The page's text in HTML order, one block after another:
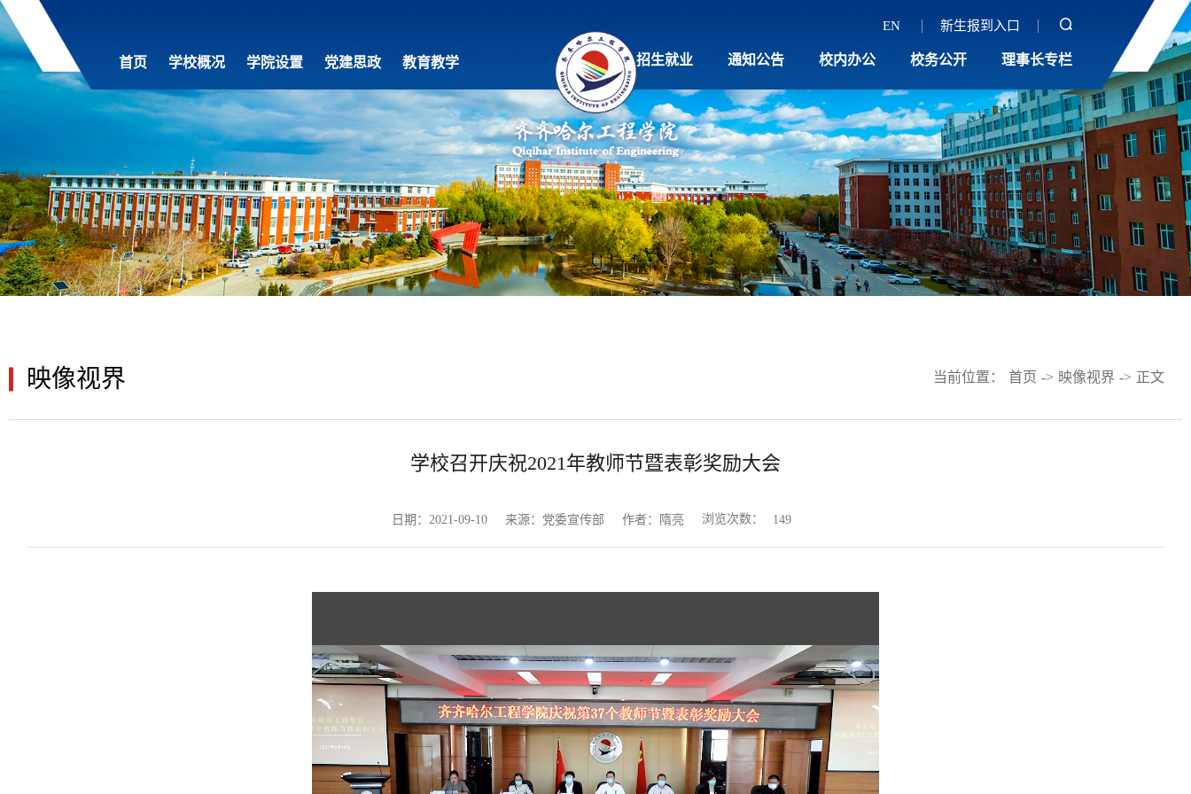
首页 学校概况 学院设置 党建思政 教育教学
EN 新生报到入口
招生就业 通知公告 校内办公 校务公开 理事长专栏
映像视界 当前位置： 首页 -> 映像视界 -> 正文
学校召开庆祝2021年教师节暨表彰奖励大会
日期：2021-09-10 来源：党委宣传部 作者：隋亮 浏览次数： 149